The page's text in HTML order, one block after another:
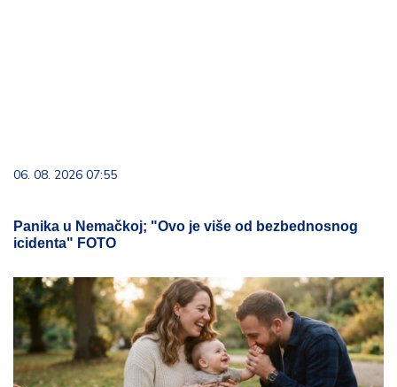
06. 08. 2026 07:55
Panika u Nemačkoj; "Ovo je više od bezbednosnog
icidenta" FOTO